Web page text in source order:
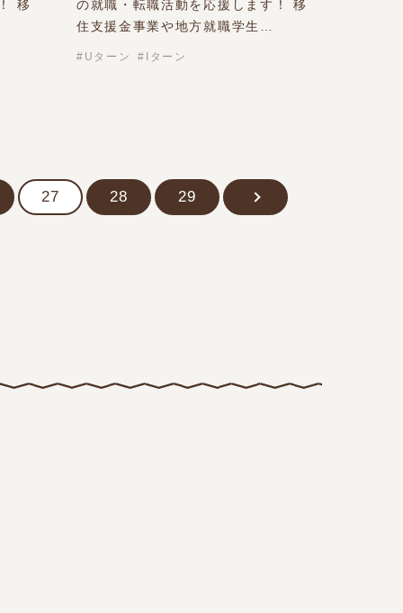
移
の就職・転職活動を応援します！ 移
住支援金事業や地方就職学生…
Uターン Iターン
27 28 29